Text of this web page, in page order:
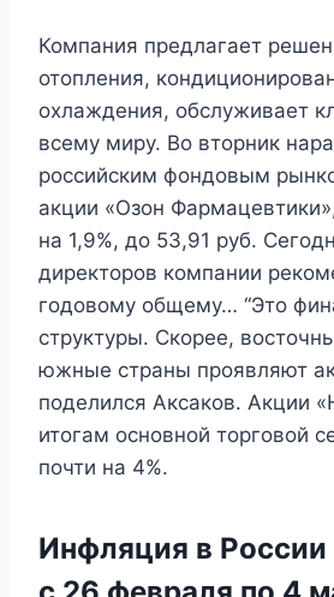
Компания предлагает
отопления,
охлаждения, обслуживает
всему миру. Во вторник
российским фондовым
акции «Озон
на 1,9%, до 53,91 руб.
директоров компании
годовому общему… “Это
структуры. Скорее,
южные страны проявляют
поделился Аксаков. Акции
итогам основной торговой
почти на 4%.
Инфляция в России